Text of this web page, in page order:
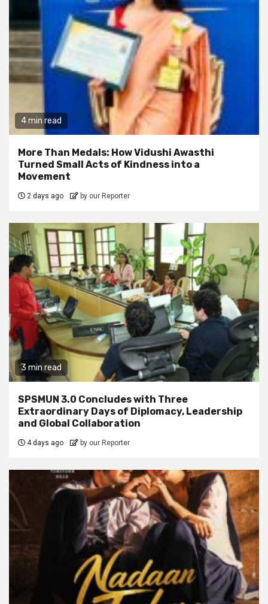
4 min read
More Than Medals: How Vidushi Awasthi
Turned Small Acts of Kindness into a
Movement
2 days ago by our Reporter
3 min read
SPSMUN 3.0 Concludes with Three
Extraordinary Days of Diplomacy, Leadership
and Global Collaboration
4 days ago by our Reporter